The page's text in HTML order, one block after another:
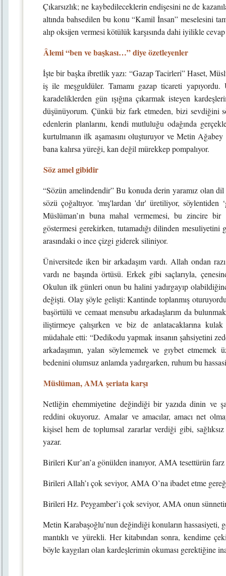
Çıkarsızlık; ne kaybedileceklerin endişesini ne de
altında bahsedilen bu konu “Kamil İnsan” meselesini
alıp oksijen vermesi kötülük karşısında dahi iyilikle
Âlemi “ben ve başkası…” diye özetleyenler
İşte bir başka ibretlik yazı: “Gazap Tacirleri” Haset,
iş ile meşguldüler. Tamamı gazap ticareti yapıyordu.
karadeliklerden gün ışığına çıkarmak isteyen
düşünüyorum. Çünkü biz fark etmeden, bizi sevdiğini
edenlerin planlarını, kendi mutluluğu odağında
kurtulmanın ilk aşamasını oluşturuyor ve Metin
bana kalırsa yüreği, kan değil mürekkep pompalıyor.
Söz amel gibidir
“Sözün amelindendir” Bu konuda derin yaramız olan dil
sözü çoğaltıyor. 'mış'lardan 'dır' üretiliyor,
Müslüman’ın buna mahal vermemesi, bu zincire
göstermesi gerekirken, tutamadığı dilinden
arasındaki o ince çizgi giderek siliniyor.
Üniversitede iken bir arkadaşım vardı. Allah ondan
vardı ne başında örtüsü. Erkek gibi saçlarıyla,
Okulun ilk günleri onun bu halini yadırgayıp
değişti. Olay şöyle gelişti: Kantinde toplanmış
başörtülü ve cemaat mensubu arkadaşlarım da
iliştirmeye çalışırken ve biz de anlatacaklarına
müdahale etti: “Dedikodu yapmak insanın şahsiyetini
arkadaşımın, yalan söylememek ve gıybet etmemek
bedenini olumsuz anlamda yadırgarken, ruhum bu
Müslüman, AMA şeriata karşı
Netliğin ehemmiyetine değindiği bir yazıda dinin ve
reddini okuyoruz. Amalar ve amacılar, amacı net
kişisel hem de toplumsal zararlar verdiği gibi,
yazar.
Birileri Kur’an’a gönülden inanıyor, AMA tesettürün
Birileri Allah’ı çok seviyor, AMA O’na ibadet etme
Birileri Hz. Peygamber’i çok seviyor, AMA onun
Metin Karabaşoğlu’nun değindiği konuların hassasiyeti,
mantıklı ve yürekli. Her kitabından sonra, kendime
böyle kaygıları olan kardeşlerimin okuması gerektiğine